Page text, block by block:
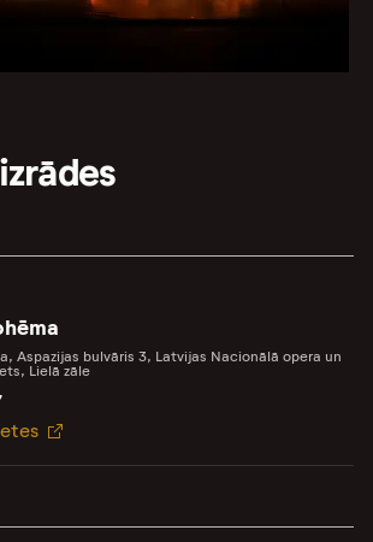
Aspazijas bulvāris 3, Latvijas Nacionālā opera un
Lielā zāle